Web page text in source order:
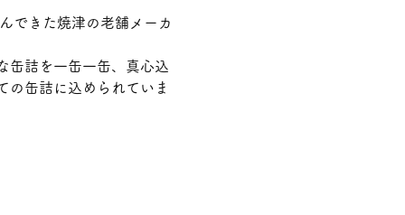
できた焼津の老舗メーカ
缶詰を一缶一缶、真心込
の缶詰に込められていま